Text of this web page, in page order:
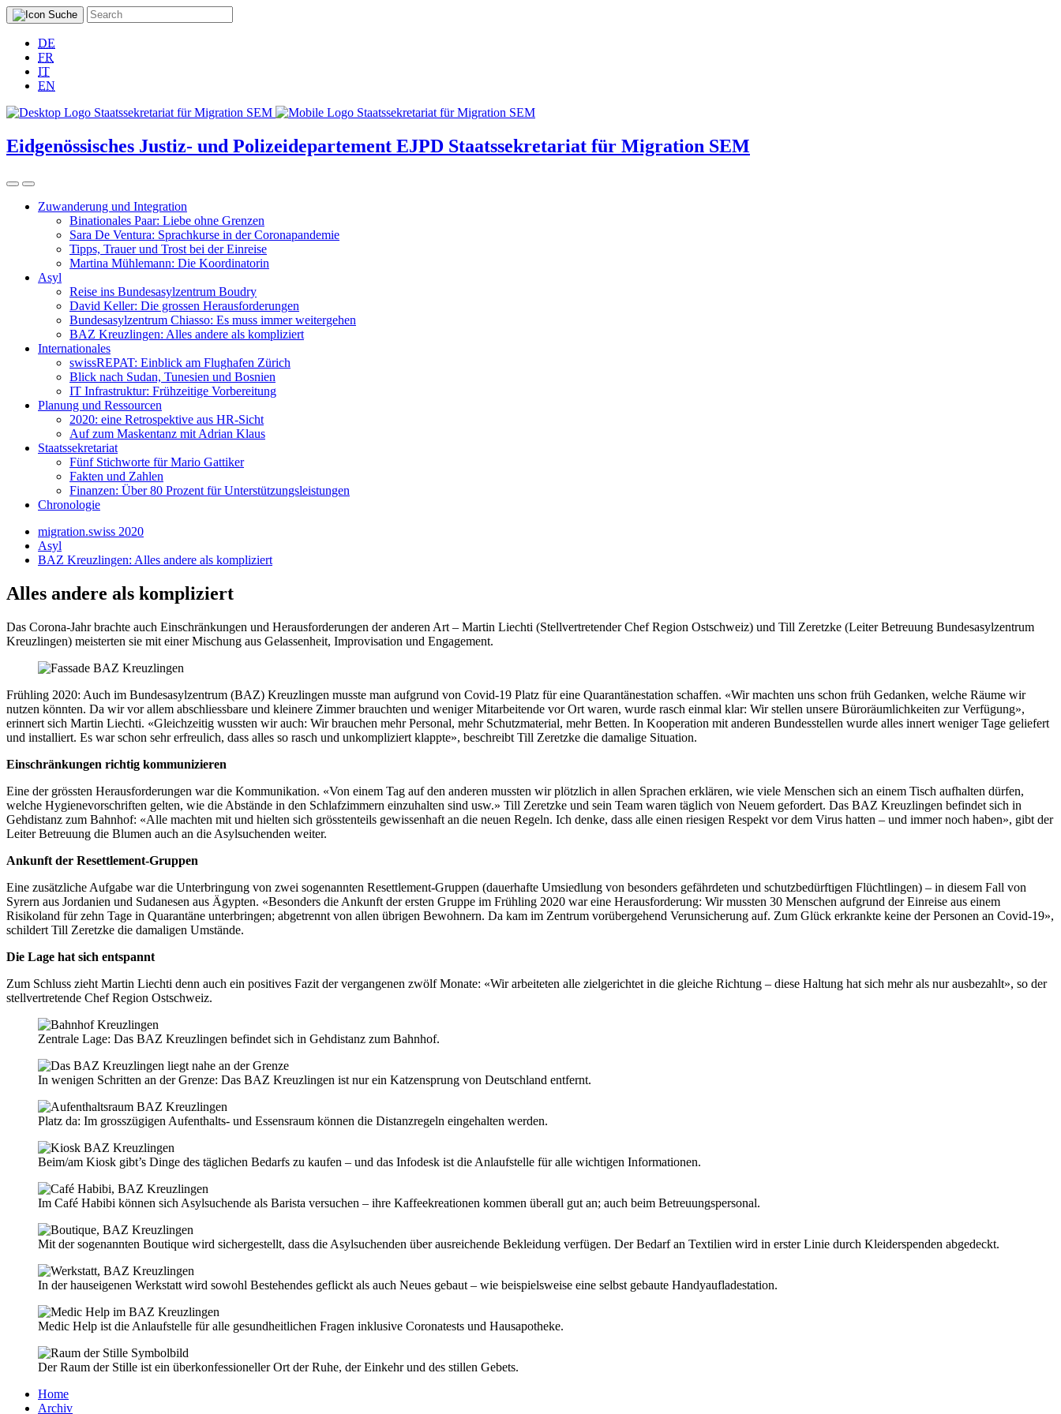
DE
FR
IT
EN
Eidgenössisches Justiz- und Polizeidepartement EJPD Staatssekretariat für Migration SEM
Zuwanderung und Integration
Binationales Paar: Liebe ohne Grenzen
Sara De Ventura: Sprachkurse in der Coronapandemie
Tipps, Trauer und Trost bei der Einreise
Martina Mühlemann: Die Koordinatorin
Asyl
Reise ins Bundesasylzentrum Boudry
David Keller: Die grossen Herausforderungen
Bundesasylzentrum Chiasso: Es muss immer weitergehen
BAZ Kreuzlingen: Alles andere als kompliziert
Internationales
swissREPAT: Einblick am Flughafen Zürich
Blick nach Sudan, Tunesien und Bosnien
IT Infrastruktur: Frühzeitige Vorbereitung
Planung und Ressourcen
2020: eine Retrospektive aus HR-Sicht
Auf zum Maskentanz mit Adrian Klaus
Staatssekretariat
Fünf Stichworte für Mario Gattiker
Fakten und Zahlen
Finanzen: Über 80 Prozent für Unterstützungsleistungen
Chronologie
migration.swiss 2020
Asyl
BAZ Kreuzlingen: Alles andere als kompliziert
Alles andere als kompliziert
Das Corona-Jahr brachte auch Einschränkungen und Herausforderungen der anderen Art – Martin Liechti (Stellvertretender Chef Region Ostschweiz) und Till Zeretzke (Leiter Betreuung Bundesasylzentrum
Kreuzlingen) meisterten sie mit einer Mischung aus Gelassenheit, Improvisation und Engagement.
Frühling 2020: Auch im Bundesasylzentrum (BAZ) Kreuzlingen musste man aufgrund von Covid-19 Platz für eine Quarantänestation schaffen. «Wir machten uns schon früh Gedanken, welche Räume wir
nutzen könnten. Da wir vor allem abschliessbare und kleinere Zimmer brauchten und weniger Mitarbeitende vor Ort waren, wurde rasch einmal klar: Wir stellen unsere Büroräumlichkeiten zur Verfügung»,
erinnert sich Martin Liechti. «Gleichzeitig wussten wir auch: Wir brauchen mehr Personal, mehr Schutzmaterial, mehr Betten. In Kooperation mit anderen Bundesstellen wurde alles innert weniger Tage geliefert
und installiert. Es war schon sehr erfreulich, dass alles so rasch und unkompliziert klappte», beschreibt Till Zeretzke die damalige Situation.
Einschränkungen richtig kommunizieren
Eine der grössten Herausforderungen war die Kommunikation. «Von einem Tag auf den anderen mussten wir plötzlich in allen Sprachen erklären, wie viele Menschen sich an einem Tisch aufhalten dürfen,
welche Hygienevorschriften gelten, wie die Abstände in den Schlafzimmern einzuhalten sind usw.» Till Zeretzke und sein Team waren täglich von Neuem gefordert. Das BAZ Kreuzlingen befindet sich in
Gehdistanz zum Bahnhof: «Alle machten mit und hielten sich grösstenteils gewissenhaft an die neuen Regeln. Ich denke, dass alle einen riesigen Respekt vor dem Virus hatten – und immer noch haben», gibt der
Leiter Betreuung die Blumen auch an die Asylsuchenden weiter.
Ankunft der Resettlement-Gruppen
Eine zusätzliche Aufgabe war die Unterbringung von zwei sogenannten Resettlement-Gruppen (dauerhafte Umsiedlung von besonders gefährdeten und schutzbedürftigen Flüchtlingen) – in diesem Fall von
Syrern aus Jordanien und Sudanesen aus Ägypten. «Besonders die Ankunft der ersten Gruppe im Frühling 2020 war eine Herausforderung: Wir mussten 30 Menschen aufgrund der Einreise aus einem
Risikoland für zehn Tage in Quarantäne unterbringen; abgetrennt von allen übrigen Bewohnern. Da kam im Zentrum vorübergehend Verunsicherung auf. Zum Glück erkrankte keine der Personen an Covid-19»,
schildert Till Zeretzke die damaligen Umstände.
Die Lage hat sich entspannt
Zum Schluss zieht Martin Liechti denn auch ein positives Fazit der vergangenen zwölf Monate: «Wir arbeiteten alle zielgerichtet in die gleiche Richtung – diese Haltung hat sich mehr als nur ausbezahlt», so der
stellvertretende Chef Region Ostschweiz.
Zentrale Lage: Das BAZ Kreuzlingen befindet sich in Gehdistanz zum Bahnhof.
In wenigen Schritten an der Grenze: Das BAZ Kreuzlingen ist nur ein Katzensprung von Deutschland entfernt.
Platz da: Im grosszügigen Aufenthalts- und Essensraum können die Distanzregeln eingehalten werden.
Beim/am Kiosk gibt’s Dinge des täglichen Bedarfs zu kaufen – und das Infodesk ist die Anlaufstelle für alle wichtigen Informationen.
Im Café Habibi können sich Asylsuchende als Barista versuchen – ihre Kaffeekreationen kommen überall gut an; auch beim Betreuungspersonal.
Mit der sogenannten Boutique wird sichergestellt, dass die Asylsuchenden über ausreichende Bekleidung verfügen. Der Bedarf an Textilien wird in erster Linie durch Kleiderspenden abgedeckt.
In der hauseigenen Werkstatt wird sowohl Bestehendes geflickt als auch Neues gebaut – wie beispielsweise eine selbst gebaute Handyaufladestation.
Medic Help ist die Anlaufstelle für alle gesundheitlichen Fragen inklusive Coronatests und Hausapotheke.
Der Raum der Stille ist ein überkonfessioneller Ort der Ruhe, der Einkehr und des stillen Gebets.
Home
Archiv